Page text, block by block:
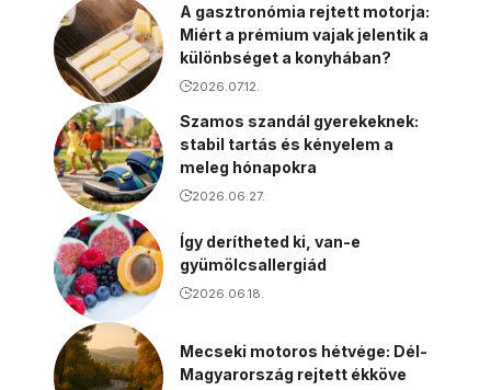
A gasztronómia rejtett motorja:
Miért a prémium vajak jelentik a
különbséget a konyhában?
2026.07.12.
Szamos szandál gyerekeknek:
stabil tartás és kényelem a
meleg hónapokra
2026.06.27.
Így derítheted ki, van-e
gyümölcsallergiád
2026.06.18.
Mecseki motoros hétvége: Dél-
Magyarország rejtett ékköve